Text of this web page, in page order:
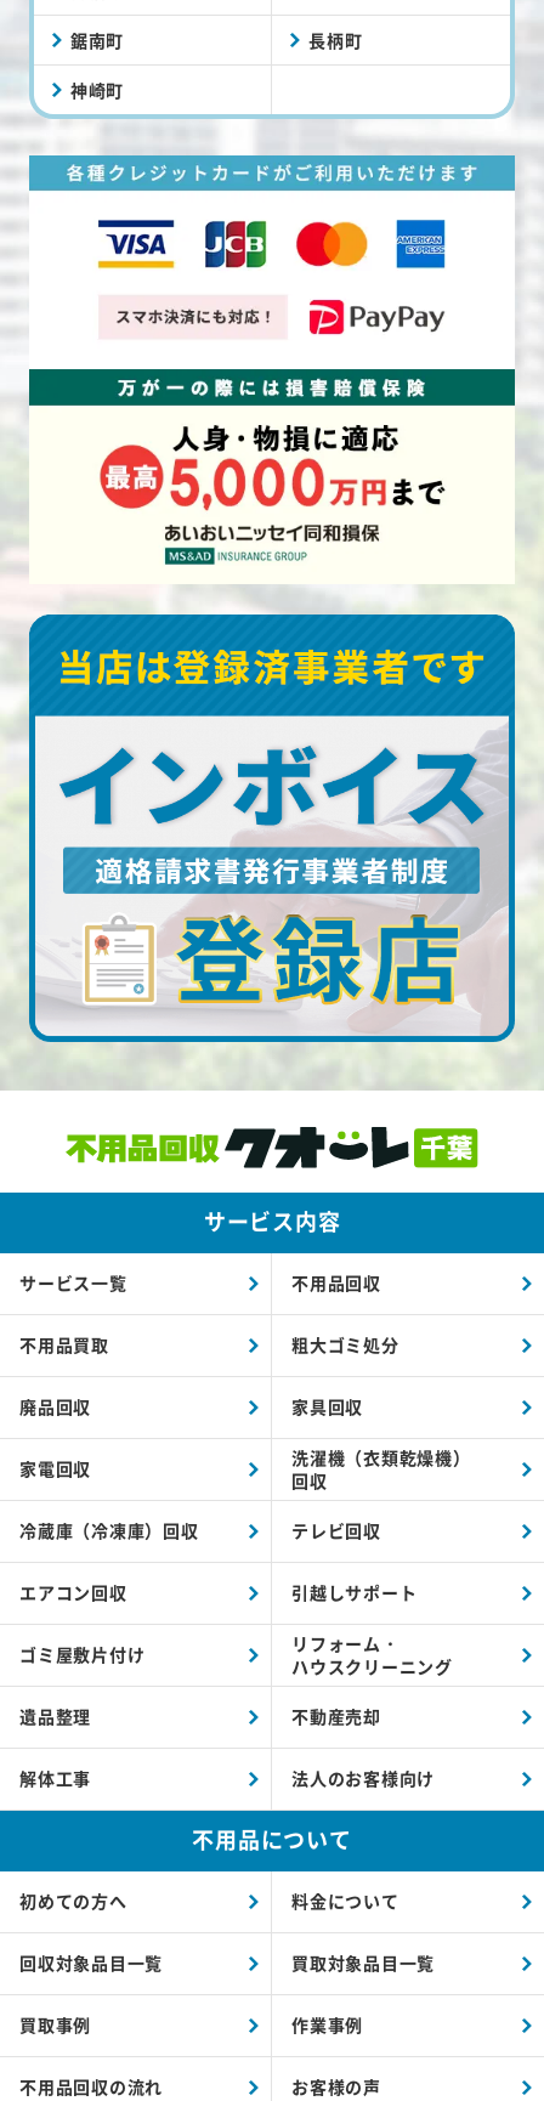
鋸南町 長柄町
神崎町
サービス内容
サービス一覧 不用品回収
不用品買取 粗大ゴミ処分
廃品回収 家具回収
家電回収
洗濯機（衣類乾燥機）
回収
冷蔵庫（冷凍庫）回収 テレビ回収
エアコン回収 引越しサポート
ゴミ屋敷片付け
リフォーム・
ハウスクリーニング
遺品整理 不動産売却
解体工事 法人のお客様向け
不用品について
初めての方へ 料金について
回収対象品目一覧 買取対象品目一覧
買取事例 作業事例
不用品回収の流れ お客様の声